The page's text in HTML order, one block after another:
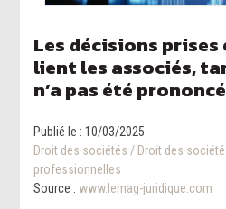
Les décisions prises
lient les associés,
n’a pas été
Publié le :10/03/2025
Droit des sociétés / Droit des
professionnelles
Source : www.lemag-juridique.com